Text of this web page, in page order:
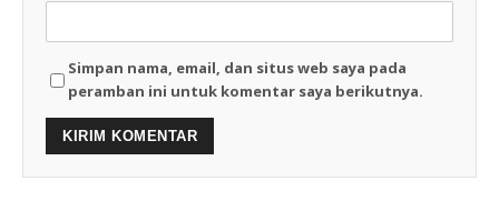
Simpan nama, email, dan situs web saya pada
peramban ini untuk komentar saya berikutnya.